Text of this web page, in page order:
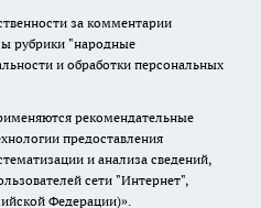
за комментарии
рубрики "народные
и обработки персональных
рекомендательные
предоставления
и анализа сведений,
сети "Интернет",
Федерации)».